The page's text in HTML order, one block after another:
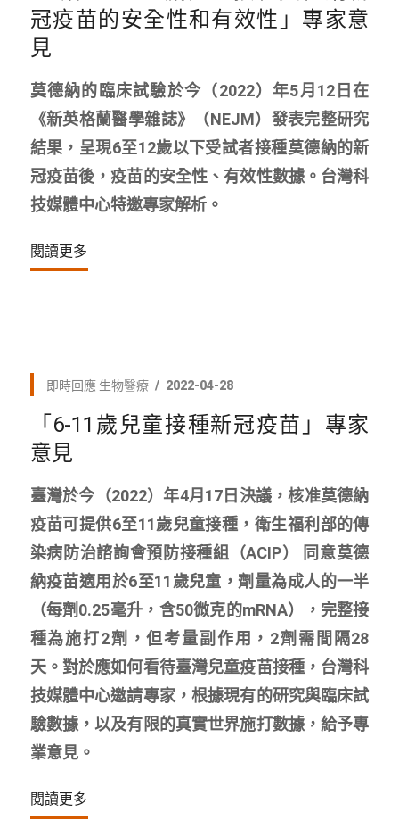
冠疫苗的安全性和有效性」專家意
見
莫德納的臨床試驗於今（2022）年5月12日在
《新英格蘭醫學雜誌》（NEJM）發表完整研究
結果，呈現6至12歲以下受試者接種莫德納的新
冠疫苗後，疫苗的安全性、有效性數據。台灣科
技媒體中心特邀專家解析。
閱讀更多
即時回應 生物醫療 2022-04-28
「6-11歲兒童接種新冠疫苗」專家
意見
臺灣於今（2022）年4月17日決議，核准莫德納
疫苗可提供6至11歲兒童接種，衛生福利部的傳
染病防治諮詢會預防接種組（ACIP） 同意莫德
納疫苗適用於6至11歲兒童，劑量為成人的一半
（每劑0.25毫升，含50微克的mRNA），完整接
種為施打2劑，但考量副作用，2劑需間隔28
天。對於應如何看待臺灣兒童疫苗接種，台灣科
技媒體中心邀請專家，根據現有的研究與臨床試
驗數據，以及有限的真實世界施打數據，給予專
業意見。
閱讀更多